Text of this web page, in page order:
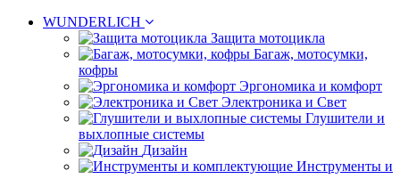
WUNDERLICH
Защита мотоцикла
Багаж, мотосумки,
кофры
Эргономика и комфорт
Электроника и Свет
Глушители и
выхлопные системы
Дизайн
Инструменты и